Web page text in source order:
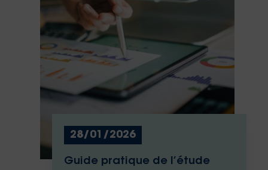
28/01/2026
Guide pratique de l’étude